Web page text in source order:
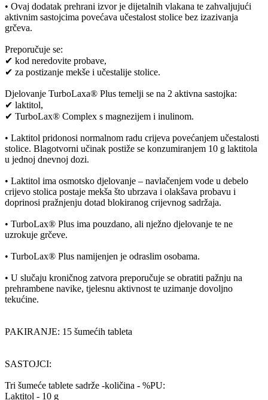
• Ovaj dodatak prehrani izvor je dijetalnih vlakana te zahvaljujući
aktivnim sastojcima povećava učestalost stolice bez izazivanja
grčeva.
Preporučuje se:
✔ kod neredovite probave,
✔ za postizanje mekše i učestalije stolice.
Djelovanje TurboLaxa® Plus temelji se na 2 aktivna sastojka:
✔ laktitol,
✔ TurboLax® Complex s magnezijem i inulinom.
• Laktitol pridonosi normalnom radu crijeva povećanjem učestalosti
stolice. Blagotvorni učinak postiže se konzumiranjem 10 g laktitola
u jednoj dnevnoj dozi.
• Laktitol ima osmotsko djelovanje – navlačenjem vode u debelo
crijevo stolica postaje mekša što ubrzava i olakšava probavu i
doprinosi pražnjenju dotad blokiranog crijevnog sadržaja.
• TurboLax® Plus ima pouzdano, ali nježno djelovanje te ne
uzrokuje grčeve.
• TurboLax® Plus namijenjen je odraslim osobama.
• U slučaju kroničnog zatvora preporučuje se obratiti pažnju na
prehrambene navike, tjelesnu aktivnost te uzimanje dovoljno
tekućine.
PAKIRANJE: 15 šumećih tableta
SASTOJCI:
Tri šumeće tablete sadrže -količina - %PU:
Laktitol - 10 g